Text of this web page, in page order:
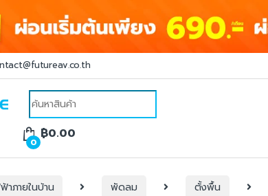
Search for:
0
฿0.00
าภายในบ้าน พัดลม ตั้งพื้น